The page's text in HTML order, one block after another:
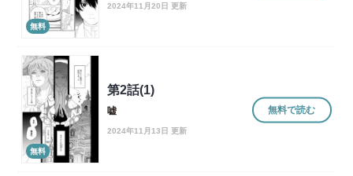
無料
2024年11月20日 更新
無料
第2話(1)
嘘
2024年11月13日 更新
無料で読む